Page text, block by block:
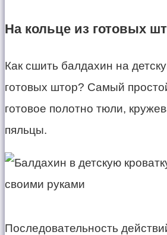
На кольце из готовых
Как сшить балдахин на
готовых штор? Самый
готовое полотно тюли,
пяльцы.
Последовательность